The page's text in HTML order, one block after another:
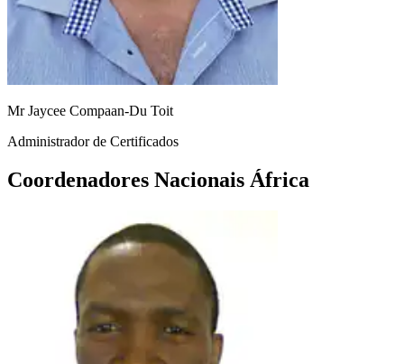
Mr Jaycee Compaan-Du Toit
Administrador de Certificados
Coordenadores Nacionais África